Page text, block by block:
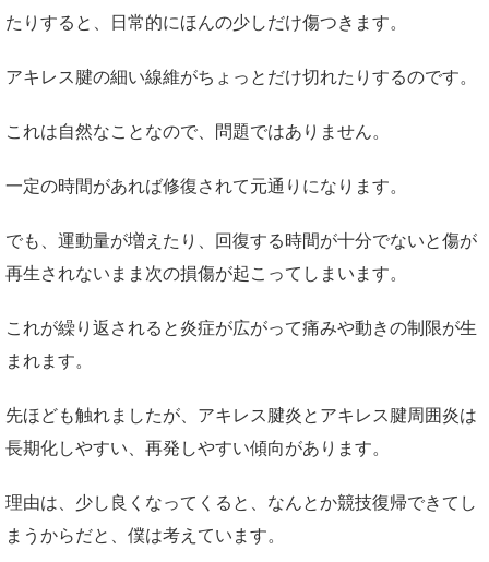
たりすると、日常的にほんの少しだけ傷つきます。
アキレス腱の細い線維がちょっとだけ切れたりするのです。
これは自然なことなので、問題ではありません。
一定の時間があれば修復されて元通りになります。
でも、運動量が増えたり、回復する時間が十分でないと傷が
再生されないまま次の損傷が起こってしまいます。
これが繰り返されると炎症が広がって痛みや動きの制限が生
まれます。
先ほども触れましたが、アキレス腱炎とアキレス腱周囲炎は
長期化しやすい、再発しやすい傾向があります。
理由は、少し良くなってくると、なんとか競技復帰できてし
まうからだと、僕は考えています。